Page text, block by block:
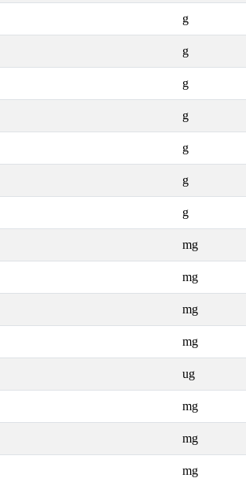
g
g
g
g
g
g
g
mg
mg
mg
mg
ug
mg
mg
mg